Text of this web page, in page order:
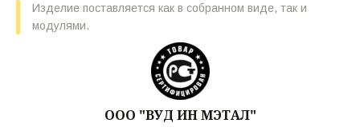
Изделие поставляется как в собранном виде, так и
модулями.
ООО "ВУД ИН МЭТАЛ"